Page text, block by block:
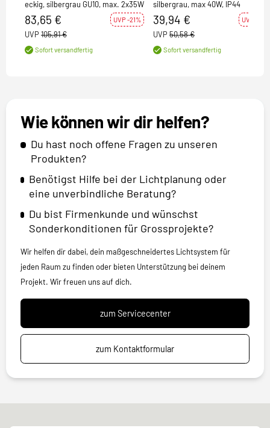
eckig, silbergrau GU10, max. 2x35W
83,65 € UVP -21%
UVP 105,91 €
Sofort versandfertig
silbergrau, max 40W, IP44
39,94 € UVP -21%
UVP 50,58 €
Sofort versandfertig
Wie können wir dir helfen?
Du hast noch offene Fragen zu unseren
Produkten?
Benötigst Hilfe bei der Lichtplanung oder
eine unverbindliche Beratung?
Du bist Firmenkunde und wünschst
Sonderkonditionen für Grossprojekte?
Wir helfen dir dabei, dein maßgeschneidertes Lichtsystem für
jeden Raum zu finden oder bieten Unterstützung bei deinem
Projekt. Wir freuen uns auf dich.
zum Servicecenter
zum Kontaktformular